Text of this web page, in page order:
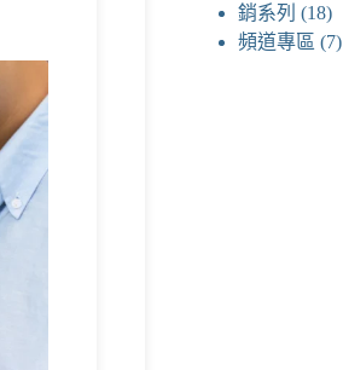
銷系列 (18)
頻道專區 (7)